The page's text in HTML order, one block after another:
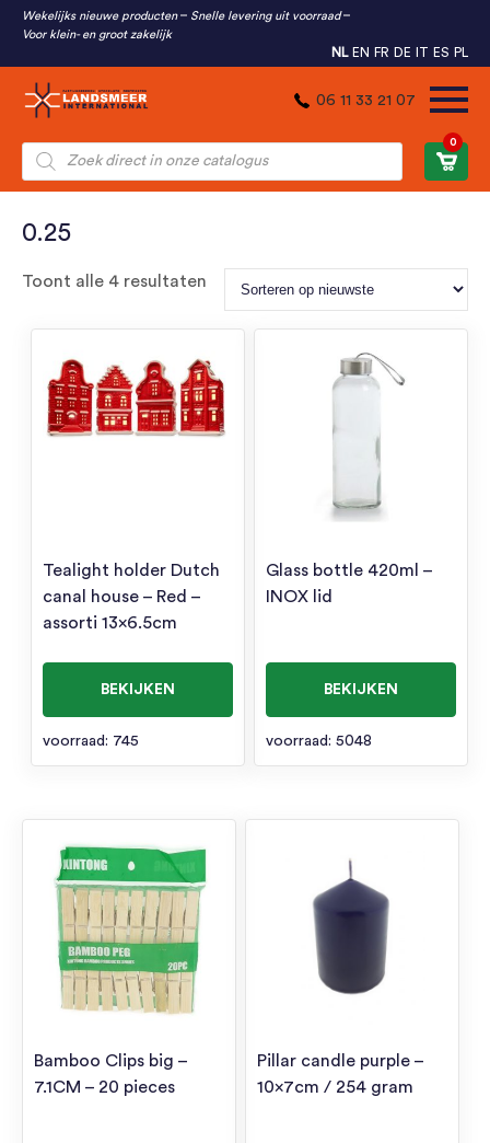
Wekelijks nieuwe producten
Snelle levering uit voorraad
Voor klein- en groot zakelijk
NL EN FR DE IT ES PL
06 11 33 21 07
Producten
zoeken
0
0.25
Toont alle 4 resultaten Gesorteerd
op
nieuwste
Tealight holder Dutch
canal house – Red –
assorti 13×6.5cm
BEKIJKEN
voorraad: 745
Glass bottle 420ml –
INOX lid
BEKIJKEN
voorraad: 5048
Bamboo Clips big –
7.1CM – 20 pieces
Pillar candle purple –
10x7cm / 254 gram